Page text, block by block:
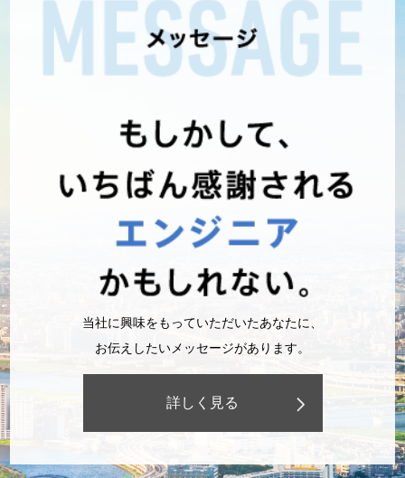
当社に興味をもっていただいたあなたに、
お伝えしたいメッセージがあります。
詳しく見る